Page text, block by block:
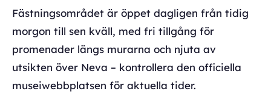
Fästningsområdet är öppet dagligen från tidig
morgon till sen kväll, med fri tillgång för
promenader längs murarna och njuta av
utsikten över Neva – kontrollera den officiella
museiwebbplatsen för aktuella tider.